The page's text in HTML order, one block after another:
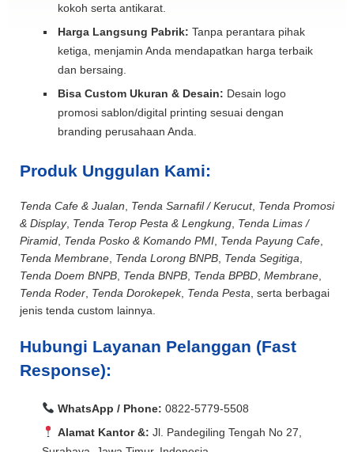
kokoh serta antikarat.
Harga Langsung Pabrik: Tanpa perantara pihak
ketiga, menjamin Anda mendapatkan harga terbaik
dan bersaing.
Bisa Custom Ukuran & Desain: Desain logo
promosi sablon/digital printing sesuai dengan
branding perusahaan Anda.
Produk Unggulan Kami:
Tenda Cafe & Jualan Tenda Sarnafil / Kerucut, Tenda Promosi
& Display, Tenda Terop Pesta & Lengkung Tenda Limas /
Piramid Tenda Posko & Komando PMI Tenda Payung Cafe
Tenda Membrane Tenda Lorong BNPB Tenda Segitiga
Tenda Doem BNPB Tenda BNPB Tenda BPBD Membrane
Tenda Roder Tenda Dorokepek, Tenda Pesta , serta berbagai
jenis tenda custom lainnya.
Hubungi Layanan Pelanggan (Fast
Response):
WhatsApp / Phone: 0822-5779-5508
Alamat Kantor &: Jl. Pandegiling Tengah No 27,